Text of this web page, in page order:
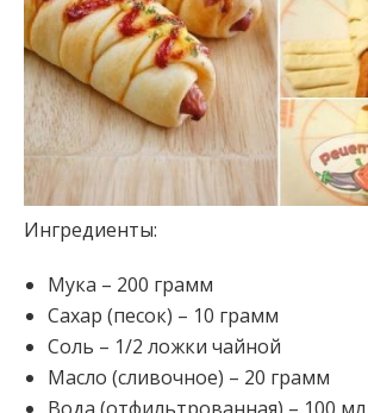
Ингредиенты:
Мука – 200 грамм
Сахар (песок) – 10 грамм
Соль – 1/2 ложки чайной
Масло (сливочное) – 20 грамм